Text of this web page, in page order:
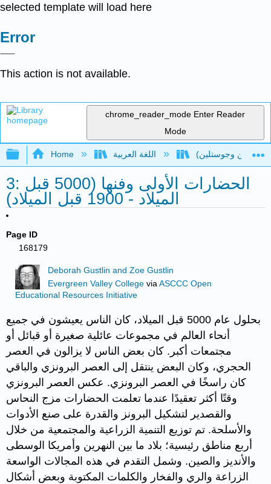
selected template will load here
Error
This action is not available.
chrome_reader_mode Enter Reader
Mode
Expand/collapse global hierarchy
Home
3: الحضارات الأولى وفنها (5000 قبل
الميلاد - 1900 قبل الميلاد)
Page ID
168179
Deborah Gustlin and Zoe Gustlin
Evergreen Valley College viaASCCC Open
Educational Resources Initiative
بحلول عام 5000 قبل الميلاد، كان الناس يعيشون في جميع
أنحاء العالم في مجموعات عائلية صغيرة أو قبائل أو
مجتمعات أكبر. كان بعض الناس لا يزالون في العصر
الحجري، وكان البعض ينتقل إلى العصر البرونزي والباقي
كان راسخًا في العصر البرونزي. عكس العصر البرونزي
وقتًا أكثر تعقيدًا عندما تعلمت الحضارات مزج النحاس
والقصدير لتشكيل البرونز والقدرة على صنع الأدوات
والأسلحة. تم توزيع التنمية الزراعية والمجتمعية من خلال
أربع مناطق رئيسية؛ بلاد ما بين النهرين وأمريكا الوسطى
والأنديز والصين. وشمل التقدم في هذه المجالات الواسعة
الزراعة والري والفخار والكلمات المكتوبة وبعض أشكال